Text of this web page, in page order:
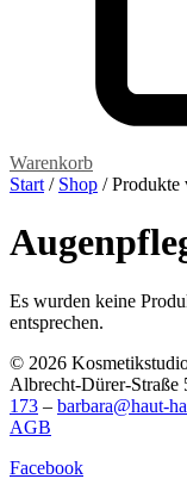
Warenkorb
Start / Shop / Produkte
Es wurden keine
entsprechen.
© 2026
Albrecht-Dürer-Straße
173 – barbara@haut-
AGB
Facebook